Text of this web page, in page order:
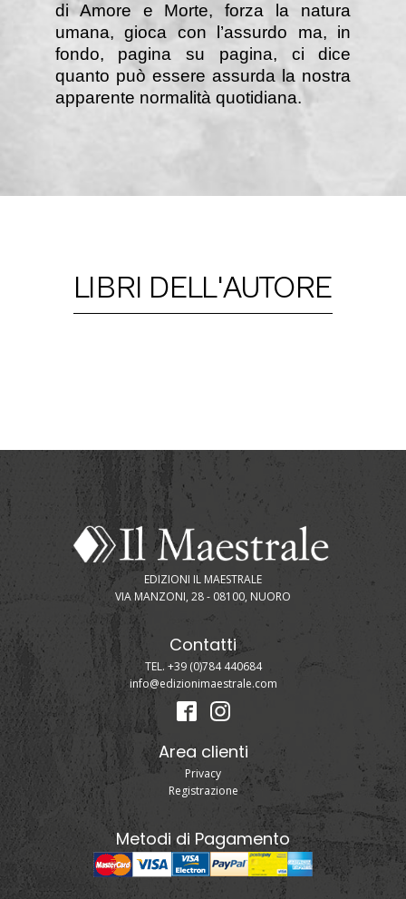
di Amore e Morte, forza la natura
umana, gioca con l’assurdo ma, in
fondo, pagina su pagina, ci dice
quanto può essere assurda la nostra
apparente normalità quotidiana.
LIBRI DELL'AUTORE
EDIZIONI IL MAESTRALE
VIA MANZONI, 28 - 08100, NUORO
Contatti
TEL. +39 (0)784 440684
info@edizionimaestrale.com
Area clienti
Privacy
Registrazione
Metodi di Pagamento